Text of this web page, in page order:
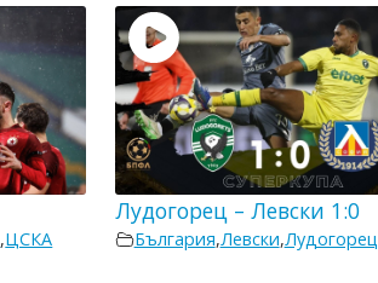
,ЦСКА
Лудогорец – Левски 1:0
България,Левски,Лудогорец